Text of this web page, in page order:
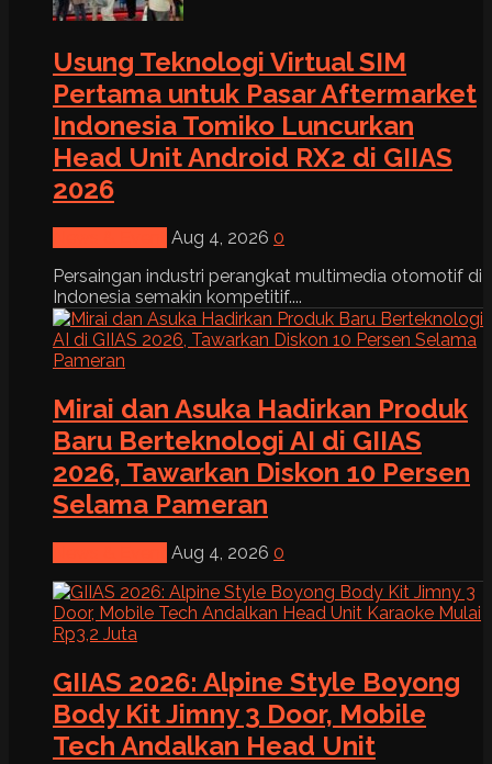
Usung Teknologi Virtual SIM
Pertama untuk Pasar Aftermarket
Indonesia Tomiko Luncurkan
Head Unit Android RX2 di GIIAS
2026
Aug 4, 2026 0
Persaingan industri perangkat multimedia otomotif di
Indonesia semakin kompetitif....
Mirai dan Asuka Hadirkan Produk
Baru Berteknologi AI di GIIAS
2026, Tawarkan Diskon 10 Persen
Selama Pameran
Aug 4, 2026 0
GIIAS 2026: Alpine Style Boyong
Body Kit Jimny 3 Door, Mobile
Tech Andalkan Head Unit